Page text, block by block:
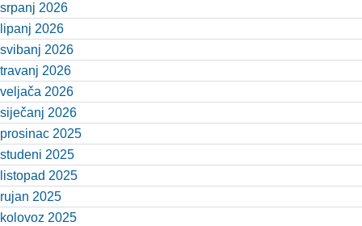
srpanj 2026
lipanj 2026
svibanj 2026
travanj 2026
veljača 2026
siječanj 2026
prosinac 2025
studeni 2025
listopad 2025
rujan 2025
kolovoz 2025